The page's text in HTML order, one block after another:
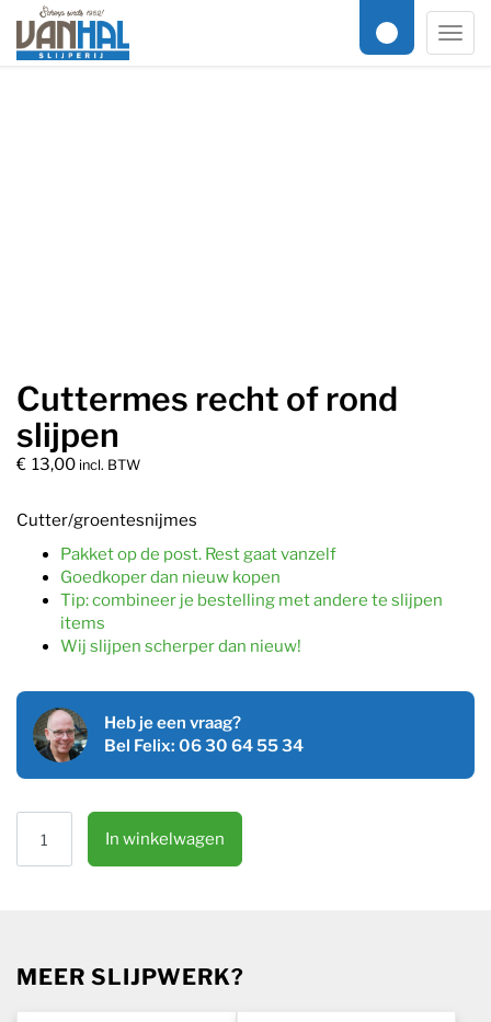
Online slijpservice
/ Cuttermes recht of rond
slijpen
Cuttermes recht of rond
slijpen
€ 13,00 incl. BTW
Cutter/groentesnijmes
Pakket op de post. Rest gaat vanzelf
Goedkoper dan nieuw kopen
Tip: combineer je bestelling met andere te slijpen
items
Wij slijpen scherper dan nieuw!
Heb je een vraag?
Bel Felix: 06 30 64 55 34
Cuttermes recht of rond slijpen aantal
In winkelwagen
MEER SLIJPWERK?